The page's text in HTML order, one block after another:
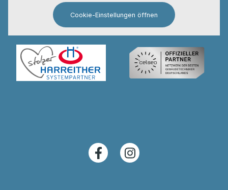
Cookie-Einstellungen öffnen